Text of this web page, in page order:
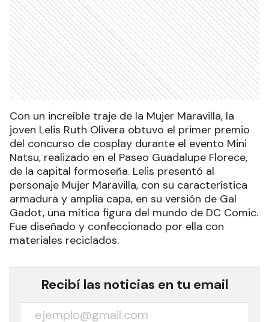
Con un increíble traje de la Mujer Maravilla, la
joven Lelis Ruth Olivera obtuvo el primer premio
del concurso de cosplay durante el evento Mini
Natsu, realizado en el Paseo Guadalupe Florece,
de la capital formoseña. Lelis presentó al
personaje Mujer Maravilla, con su característica
armadura y amplia capa, en su versión de Gal
Gadot, una mítica figura del mundo de DC Comic.
Fue diseñado y confeccionado por ella con
materiales reciclados.
Recibí las noticias en tu email